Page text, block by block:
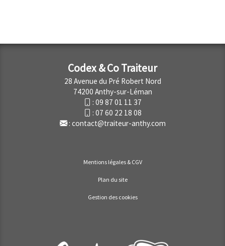
Codex & Co Traiteur
28 Avenue du Pré Robert Nord
74200 Anthy-sur-Léman
: 09 87 01 11 37
: 07 60 22 18 08
: contact@traiteur-anthy.com
Mentions légales & CGV
Plan du site
Gestion des cookies